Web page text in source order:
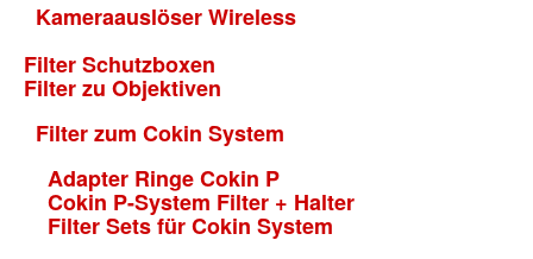
Kameraauslöser Wireless
Filter Schutzboxen
Filter zu Objektiven
Filter zum Cokin System
Adapter Ringe Cokin P
Cokin P-System Filter + Halter
Filter Sets für Cokin System